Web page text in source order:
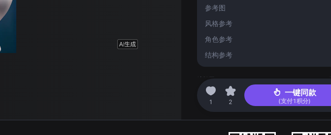
参考图
风格参考
角色参考
结构参考
编辑于 2024-05-01 23:30
1 2
一键同款
(支付1积分)